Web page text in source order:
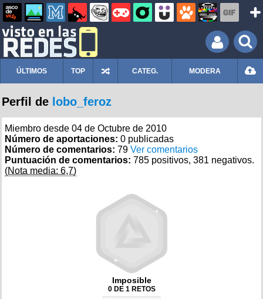
ÚLTIMOS TOP CATEG. MODERA
Perfil de lobo_feroz
Miembro desde 04 de Octubre de 2010
Número de aportaciones: 0 publicadas
Número de comentarios: 79 Ver comentarios
Puntuación de comentarios: 785 positivos, 381 negativos.
(Nota media: 6,7)
Imposible
0 DE 1 RETOS